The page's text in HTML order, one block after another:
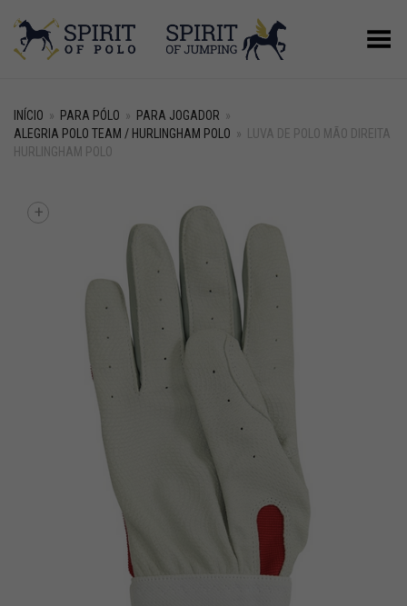
Alternar Menu
INÍCIO » PARA PÓLO » PARA JOGADOR »
ALEGRIA POLO TEAM / HURLINGHAM POLO »
LUVA DE POLO MÃO DIREITA
HURLINGHAM POLO
+